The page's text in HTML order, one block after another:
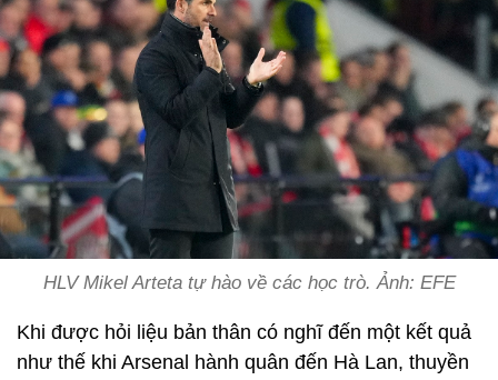
HLV Mikel Arteta tự hào về các học trò. Ảnh: EFE
Khi được hỏi liệu bản thân có nghĩ đến một kết quả
như thế khi Arsenal hành quân đến Hà Lan, thuyền